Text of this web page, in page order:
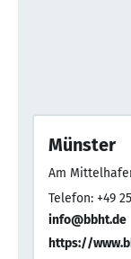
Münster
Am
Telefon: +49
info@bbht.de
https://